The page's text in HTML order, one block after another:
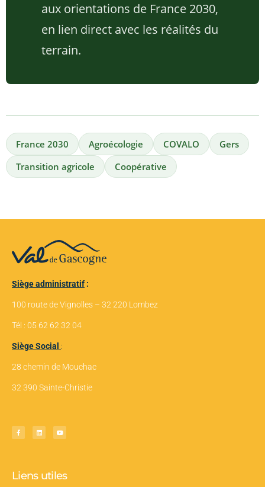
aux orientations de France 2030,
en lien direct avec les réalités du
terrain.
France 2030 Agroécologie COVALO
Gers
Transition agricole
Coopérative
Siège administratif :
100 route de Vignolles – 32 220 Lombez
Tél : 05 62 62 32 04
Siège Social :
28 chemin de Mouchac
32 390 Sainte-Christie
Liens utiles